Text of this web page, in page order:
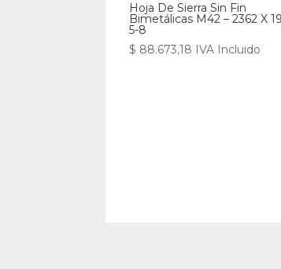
Hoja De Sierra Sin Fin
Bimetálicas M42 – 2362 X
5-8
$ 88.673,18 IVA Incluido